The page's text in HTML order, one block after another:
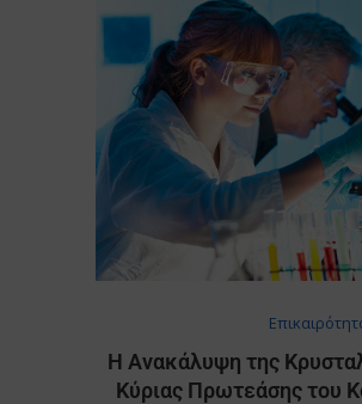
Η Ανακάλυψη της
Κύριας Πρωτεάσης του